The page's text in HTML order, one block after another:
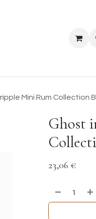
Evenementen
Mini Rum Collection
Ghost
23,06 €